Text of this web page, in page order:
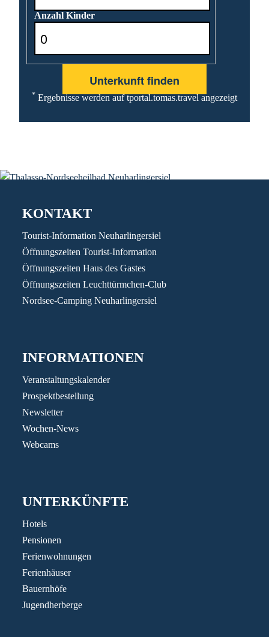
Anzahl Kinder
* Ergebnisse werden auf tportal.tomas.travel angezeigt
KONTAKT
Tourist-Information Neuharlingersiel
Öffnungszeiten Tourist-Information
Öffnungszeiten Haus des Gastes
Öffnungszeiten Leuchttürmchen-Club
Nordsee-Camping Neuharlingersiel
INFORMATIONEN
Veranstaltungskalender
Prospektbestellung
Newsletter
Wochen-News
Webcams
UNTERKÜNFTE
Hotels
Pensionen
Ferienwohnungen
Ferienhäuser
Bauernhöfe
Jugendherberge